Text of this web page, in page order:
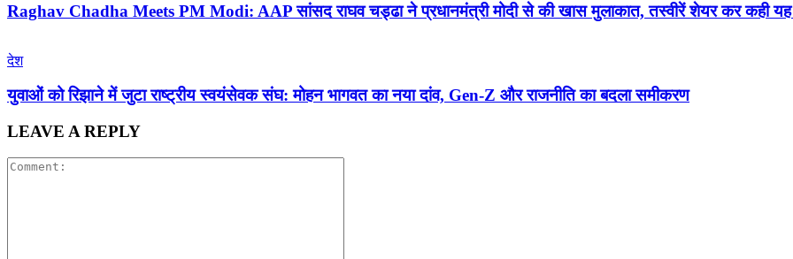
Raghav Chadha Meets PM Modi: AAP सांसद राघव चड्ढा ने प्रधानमंत्री मोदी से की खास मुलाकात, तस्वीरें शेयर कर कही यह
देश
युवाओं को रिझाने में जुटा राष्ट्रीय स्वयंसेवक संघ: मोहन भागवत का नया दांव, Gen-Z और राजनीति का बदला समीकरण
LEAVE A REPLY